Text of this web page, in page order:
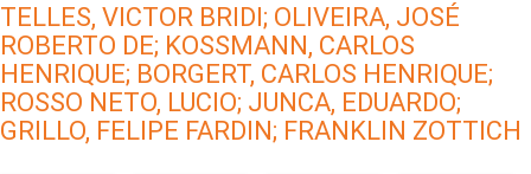
TELLES, VICTOR BRIDI; OLIVEIRA, JOSÉ
ROBERTO DE; KOSSMANN, CARLOS
HENRIQUE; BORGERT, CARLOS HENRIQUE;
ROSSO NETO, LUCIO; JUNCA, EDUARDO;
GRILLO, FELIPE FARDIN; FRANKLIN ZOTTICH